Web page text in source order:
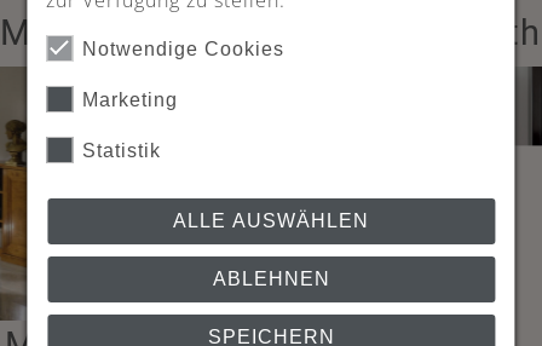
Main Content Full Screenwidth
Notwendige Cookies
Marketing
Statistik
ALLE AUSWÄHLEN
ABLEHNEN
SPEICHERN